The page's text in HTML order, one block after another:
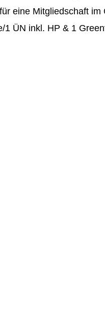
eine Mitgliedschaft im
1 ÜN inkl. HP & 1